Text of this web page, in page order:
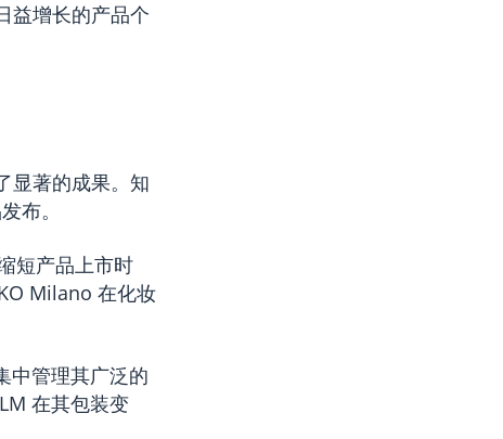
益增长的产品个
显著的成果。知
布。
短产品上市时
Milano 在化妆
中管理其广泛的
在其包装变